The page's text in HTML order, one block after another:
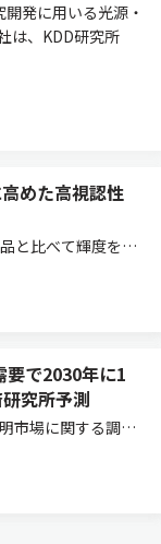
発に用いる光源・
は、KDD研究所
めた高視認性
と比べて輝度を最
を開発し、2026
ニュースリリー
要で2030年に1
究所予測
市場に関する調査
比3.8％増の1兆
。既設の蛍光灯